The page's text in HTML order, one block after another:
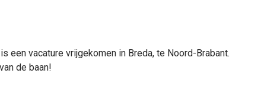
een vacature vrijgekomen in Breda, te Noord-Brabant.
de baan!